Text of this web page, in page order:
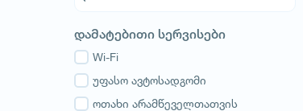
ჰოსტელები
საოჯახო სასტუმროები
აპარტამენტები
კოტეჯები
კახეთი
თბილისი
მცხეთა-მთიანეთი
შიდა ქართლი
დამატებითი სერვისები
Wi-Fi
უფასო ავტოსადგომი
ოთახი არამწეველთათვის